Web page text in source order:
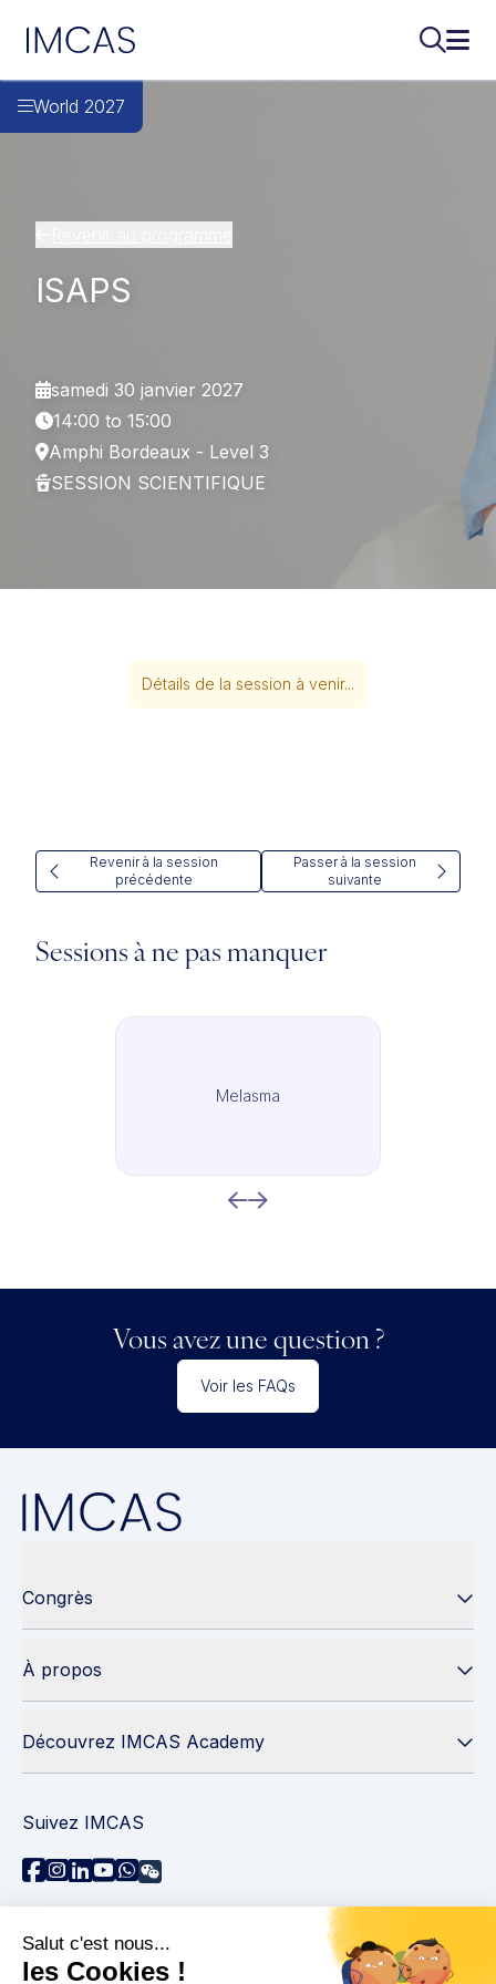
IMCAS
World 2027
ISAPS
samedi 30 janvier 2027
14:00 to 15:00
Amphi Bordeaux - Level 3
SESSION SCIENTIFIQUE
Détails de la session à venir...
Revenir à la session
précédente
Passer à la session
suivante
Sessions à ne pas manquer
Melasma
Vous avez une question ?
Voir les FAQs
Congrès
À propos
Découvrez IMCAS Academy
Suivez IMCAS
Besoin d'aide ?